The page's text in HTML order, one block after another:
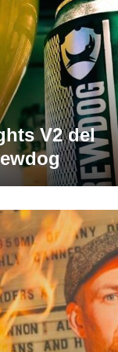
V2 del